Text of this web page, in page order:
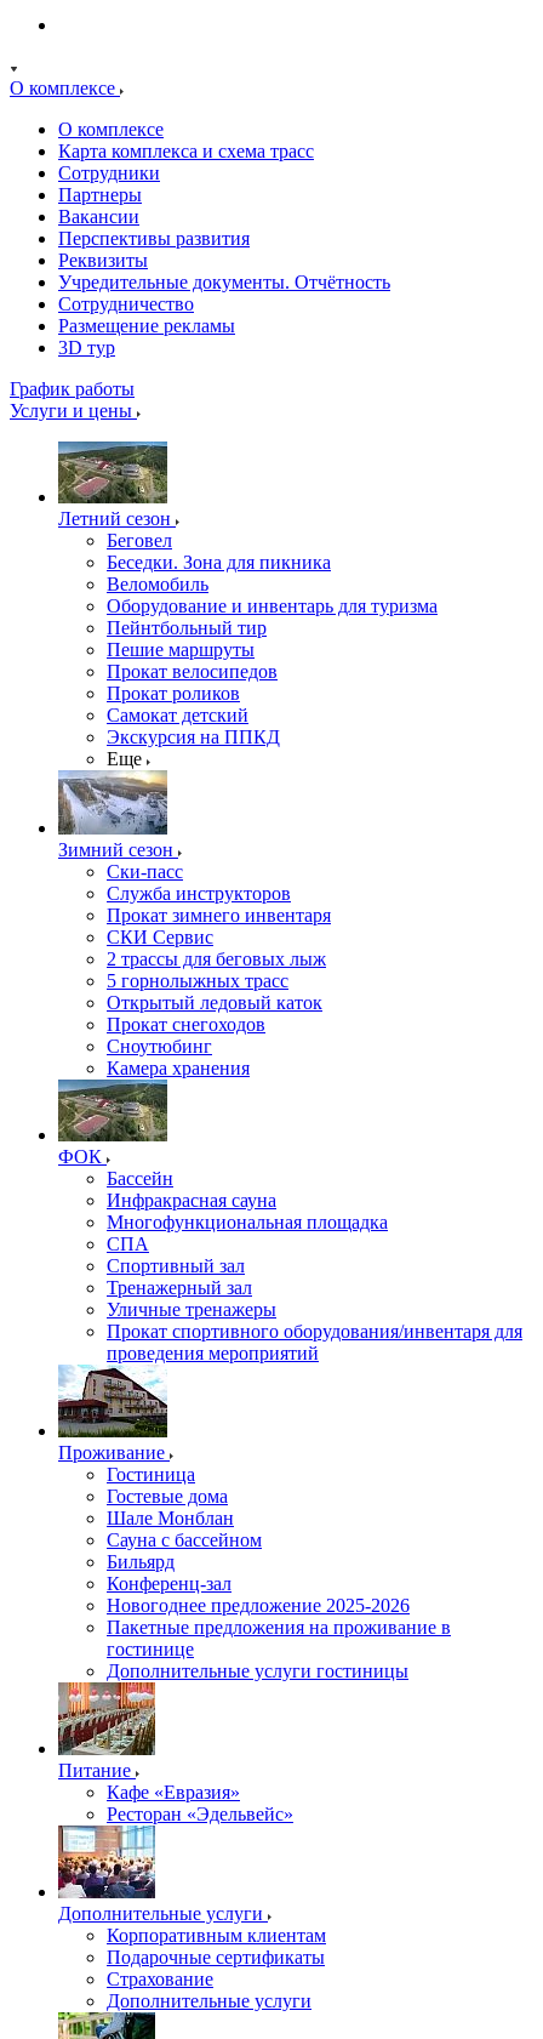
О комплексе
О комплексе
Карта комплекса и схема трасс
Сотрудники
Партнеры
Вакансии
Перспективы развития
Реквизиты
Учредительные документы. Отчётность
Сотрудничество
Размещение рекламы
3D тур
График работы
Услуги и цены
Летний сезон
Беговел
Беседки. Зона для пикника
Веломобиль
Оборудование и инвентарь для туризма
Пейнтбольный тир
Пешие маршруты
Прокат велосипедов
Прокат роликов
Самокат детский
Экскурсия на ППКД
Еще
Зимний сезон
Ски-пасс
Служба инструкторов
Прокат зимнего инвентаря
СКИ Сервис
2 трассы для беговых лыж
5 горнолыжных трасс
Открытый ледовый каток
Прокат снегоходов
Сноутюбинг
Камера хранения
ФОК
Бассейн
Инфракрасная сауна
Многофункциональная площадка
СПА
Спортивный зал
Тренажерный зал
Уличные тренажеры
Прокат спортивного оборудования/инвентаря для
проведения мероприятий
Проживание
Гостиница
Гостевые дома
Шале Монблан
Сауна с бассейном
Бильярд
Конференц-зал
Новогоднее предложение 2025-2026
Пакетные предложения на проживание в
гостинице
Дополнительные услуги гостиницы
Питание
Кафе «Евразия»
Ресторан «Эдельвейс»
Дополнительные услуги
Корпоративным клиентам
Подарочные сертификаты
Страхование
Дополнительные услуги